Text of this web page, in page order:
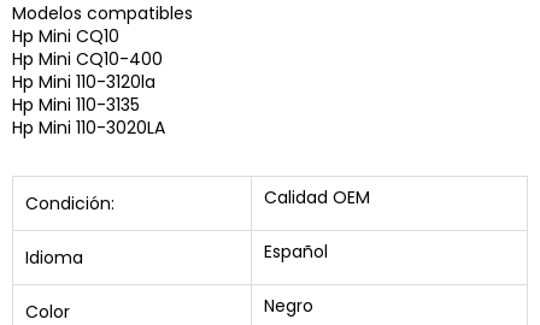
Modelos compatibles
Hp Mini CQ10
Hp Mini CQ10-400
Hp Mini 110-3120la
Hp Mini 110-3135
Hp Mini 110-3020LA
Condición: Calidad OEM
Idioma Español
Color Negro